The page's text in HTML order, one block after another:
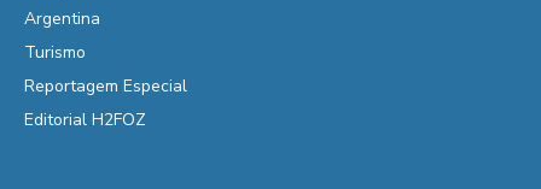
Argentina
Turismo
Reportagem Especial
Editorial H2FOZ